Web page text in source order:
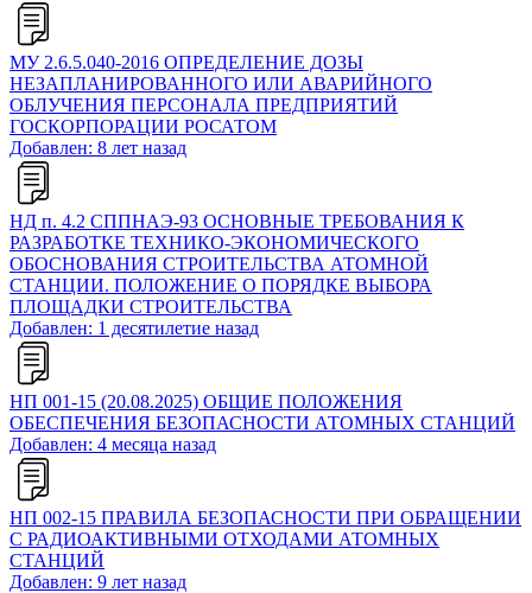
МУ 2.6.5.040-2016 ОПРЕДЕЛЕНИЕ ДОЗЫ
НЕЗАПЛАНИРОВАННОГО ИЛИ АВАРИЙНОГО
ОБЛУЧЕНИЯ ПЕРСОНАЛА ПРЕДПРИЯТИЙ
ГОСКОРПОРАЦИИ РОСАТОМ
Добавлен: 8 лет назад
НД п. 4.2 СППНАЭ-93 ОСНОВНЫЕ ТРЕБОВАНИЯ К
РАЗРАБОТКЕ ТЕХНИКО-ЭКОНОМИЧЕСКОГО
ОБОСНОВАНИЯ СТРОИТЕЛЬСТВА АТОМНОЙ
СТАНЦИИ. ПОЛОЖЕНИЕ О ПОРЯДКЕ ВЫБОРА
ПЛОЩАДКИ СТРОИТЕЛЬСТВА
Добавлен: 1 десятилетие назад
НП 001-15 (20.08.2025) ОБЩИЕ ПОЛОЖЕНИЯ
ОБЕСПЕЧЕНИЯ БЕЗОПАСНОСТИ АТОМНЫХ СТАНЦИЙ
Добавлен: 4 месяца назад
НП 002-15 ПРАВИЛА БЕЗОПАСНОСТИ ПРИ ОБРАЩЕНИИ
С РАДИОАКТИВНЫМИ ОТХОДАМИ АТОМНЫХ
СТАНЦИЙ
Добавлен: 9 лет назад